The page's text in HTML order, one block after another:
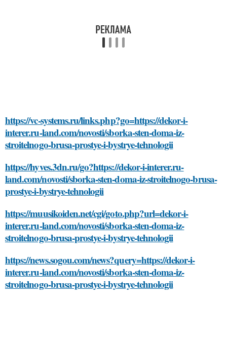
https://vc-systems.ru/links.php?go=https://dekor-i-
interer.ru-land.com/novosti/sborka-sten-doma-iz-
stroitelnogo-brusa-prostye-i-bystrye-tehnologii
https://hyves.3dn.ru/go?https://dekor-i-interer.ru-
land.com/novosti/sborka-sten-doma-iz-stroitelnogo-brusa-
prostye-i-bystrye-tehnologii
https://muusikoiden.net/cgi/goto.php?url=dekor-i-
interer.ru-land.com/novosti/sborka-sten-doma-iz-
stroitelnogo-brusa-prostye-i-bystrye-tehnologii
https://news.sogou.com/news?query=https://dekor-i-
interer.ru-land.com/novosti/sborka-sten-doma-iz-
stroitelnogo-brusa-prostye-i-bystrye-tehnologii